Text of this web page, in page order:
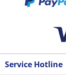
Service Hotline